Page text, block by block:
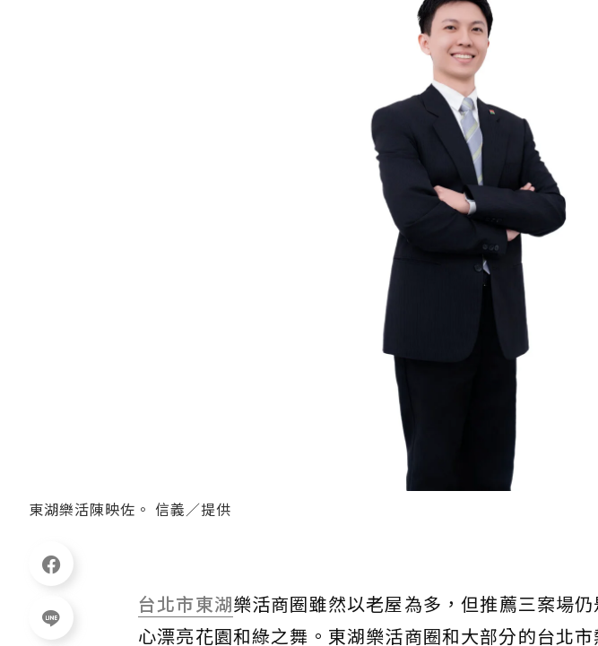
東湖樂活陳映佐。 信義／提供
台北市東湖樂活商圈雖然以老屋為多，但推薦三案場
心漂亮花園和綠之舞。東湖樂活商圈和大部分的台北